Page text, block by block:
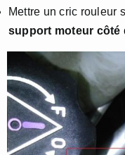
Mettre un cric rouleur
support moteur côté